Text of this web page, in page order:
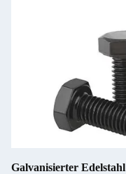
Galvanisierter